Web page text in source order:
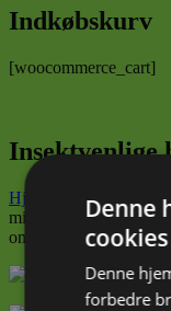
Indkøbskurv
[woocommerce_cart]
Insektvenlige
Hjælp insekterne
mig om hvilke
område.
Denne
cookies
Denne
forbedre